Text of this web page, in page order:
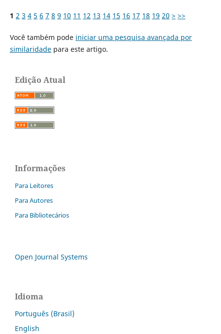
1 2 3 4 5 6 7 8 9 10 11 12 13 14 15 16 17 18 19 20 > >>
Você também pode iniciar uma pesquisa avançada por
similaridadepara este artigo.
Edição Atual
Informações
Para Leitores
Para Autores
Para Bibliotecários
Open Journal Systems
Idioma
Português (Brasil)
English